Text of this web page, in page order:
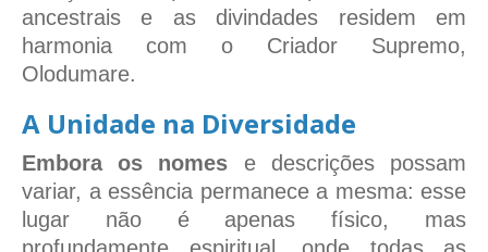
ancestrais e as divindades residem em
harmonia com o Criador Supremo,
Olodumare.
A Unidade na Diversidade
Embora os nomes e descrições possam
variar, a essência permanece a mesma: esse
lugar não é apenas físico, mas